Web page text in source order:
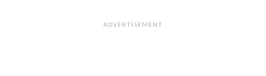
ADVERTISEMENT